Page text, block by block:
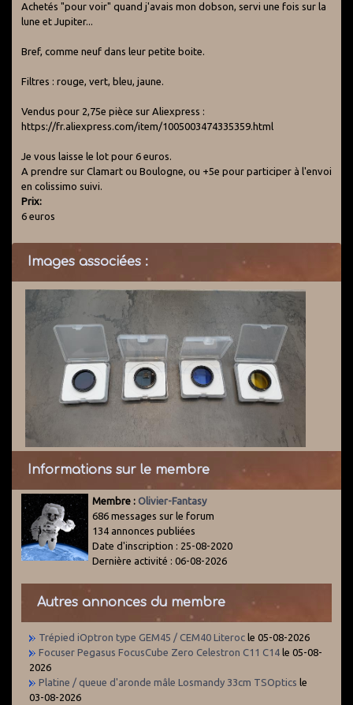
Achetés "pour voir" quand j'avais mon dobson, servi une fois sur la
lune et Jupiter...
Bref, comme neuf dans leur petite boite.
Filtres : rouge, vert, bleu, jaune.
Vendus pour 2,75e pièce sur Aliexpress :
https://fr.aliexpress.com/item/1005003474335359.html
Je vous laisse le lot pour 6 euros.
A prendre sur Clamart ou Boulogne, ou +5e pour participer à l'envoi
en colissimo suivi.
Prix:
6 euros
Images associées :
Informations sur le membre
Membre : Olivier-Fantasy
686 messages sur le forum
134 annonces publiées
Date d'inscription : 25-08-2020
Dernière activité : 06-08-2026
Autres annonces du membre
Trépied iOptron type GEM45 / CEM40 Literoc le 05-08-2026
Focuser Pegasus FocusCube Zero Celestron C11 C14 le 05-08-
2026
Platine / queue d'aronde mâle Losmandy 33cm TSOptics le
03-08-2026